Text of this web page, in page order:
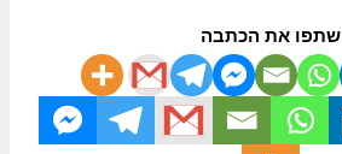
שתפו את הכתבה